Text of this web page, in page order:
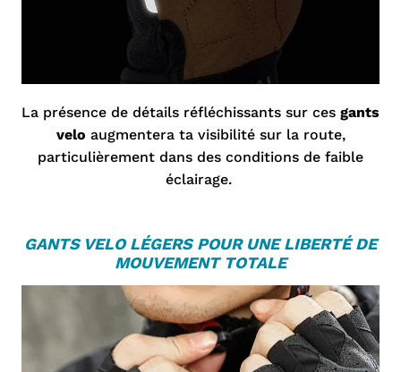
La présence de détails réfléchissants sur ces gants
velo augmentera ta visibilité sur la route,
particulièrement dans des conditions de faible
éclairage.
GANTS VELOLÉGERS POUR UNE LIBERTÉ DE
MOUVEMENT TOTALE